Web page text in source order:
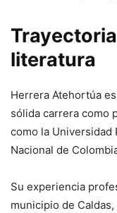
literatura
Herrera Atehortúa
sólida carrera como
como la Universidad
Nacional de
Su experiencia
municipio de